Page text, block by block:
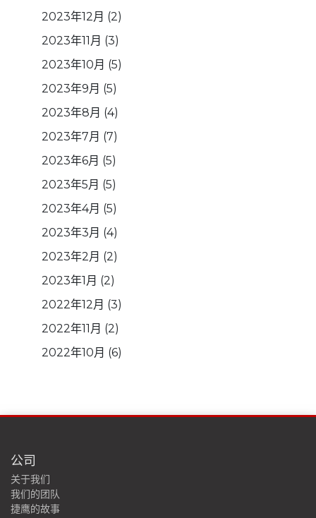
2023年12月 (2)
2023年11月 (3)
2023年10月 (5)
2023年9月 (5)
2023年8月 (4)
2023年7月 (7)
2023年6月 (5)
2023年5月 (5)
2023年4月 (5)
2023年3月 (4)
2023年2月 (2)
2023年1月 (2)
2022年12月 (3)
2022年11月 (2)
2022年10月 (6)
公司
关于我们
我们的团队
捷鹰的故事